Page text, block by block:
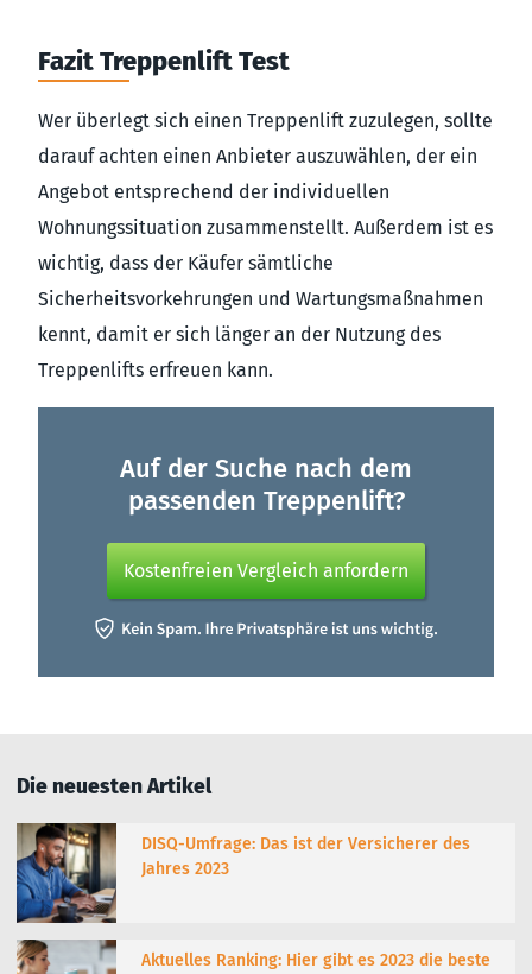
Fazit Treppenlift Test
Wer überlegt sich einen Treppenlift zuzulegen, sollte
darauf achten einen Anbieter auszuwählen, der ein
Angebot entsprechend der individuellen
Wohnungssituation zusammenstellt. Außerdem ist es
wichtig, dass der Käufer sämtliche
Sicherheitsvorkehrungen und Wartungsmaßnahmen
kennt, damit er sich länger an der Nutzung des
Treppenlifts erfreuen kann.
Auf der Suche nach dem
passenden Treppenlift?
Kostenfreien Vergleich anfordern
Die neuesten Artikel
DISQ-Umfrage: Das ist der Versicherer des
Jahres 2023
Aktuelles Ranking: Hier gibt es 2023 die beste